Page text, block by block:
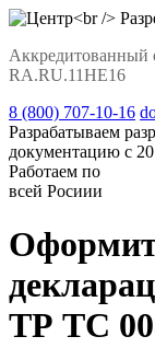
Аккредитованный
RA.RU.11НЕ16
8 (800) 707-10-16
Разрабатываем
документацию с
Работаем по
всей Росиии
ТР ТС